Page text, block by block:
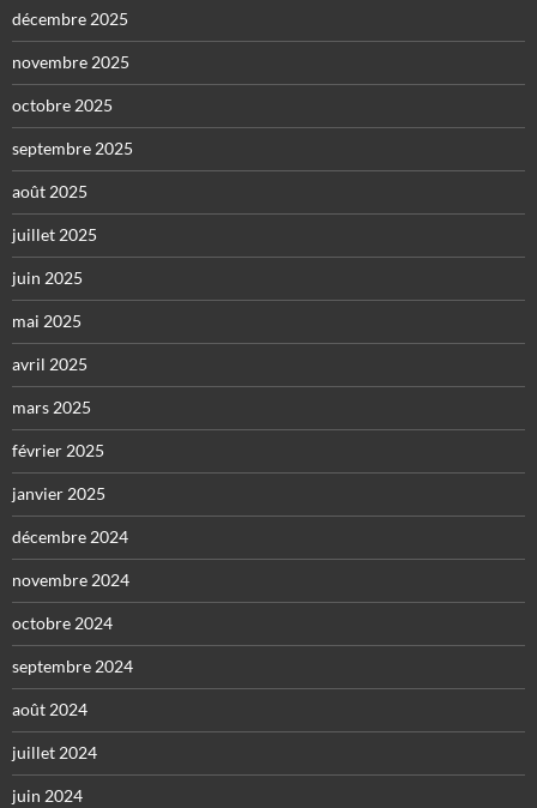
décembre 2025
novembre 2025
octobre 2025
septembre 2025
août 2025
juillet 2025
juin 2025
mai 2025
avril 2025
mars 2025
février 2025
janvier 2025
décembre 2024
novembre 2024
octobre 2024
septembre 2024
août 2024
juillet 2024
juin 2024